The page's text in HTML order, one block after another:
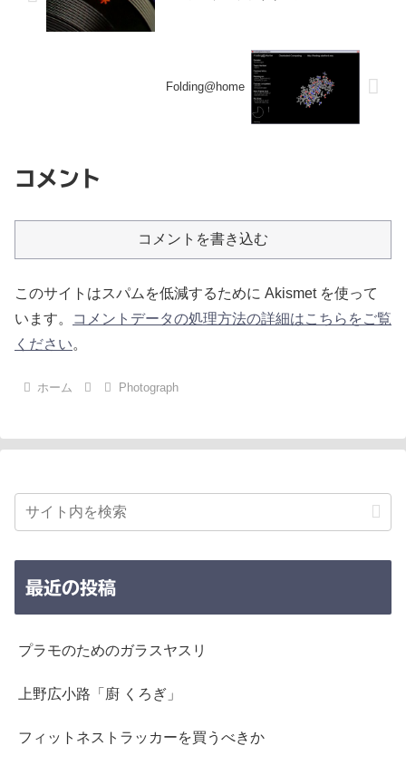
Folding@home
コメント
コメントを書き込む
このサイトはスパムを低減するために Akismet を使って
います。
コメントデータの処理方法の詳細はこちらをご覧
ください。
ホーム Photograph
最近の投稿
プラモのためのガラスヤスリ
上野広小路「廚 くろぎ」
フィットネストラッカーを買うべきか